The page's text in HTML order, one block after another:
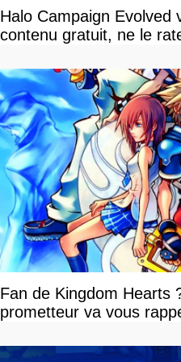
Halo Campaign Evolved
contenu gratuit, ne le
Fan de Kingdom Hearts
prometteur va vous